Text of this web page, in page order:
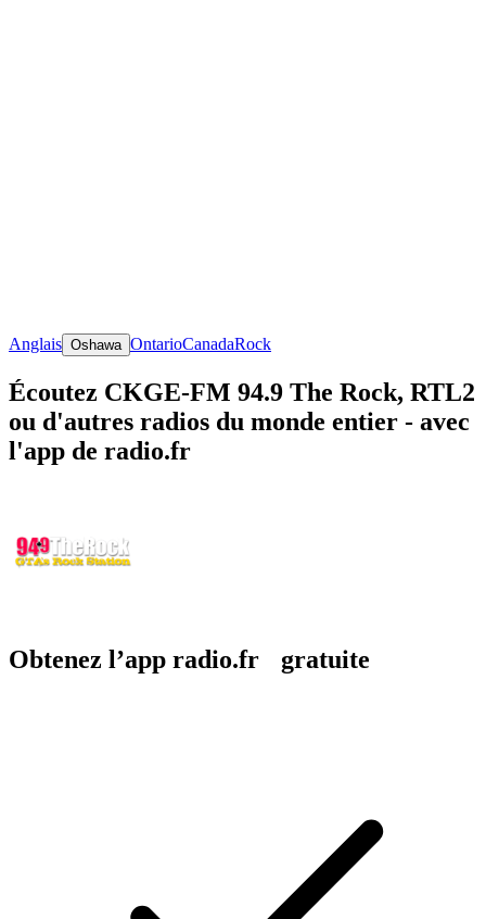
Anglais Oshawa OntarioCanadaRock
Écoutez CKGE-FM 94.9 The Rock, RTL2
ou d'autres radios du monde entier - avec
l'app de radio.fr
Obtenez l’app radio.fr gratuite